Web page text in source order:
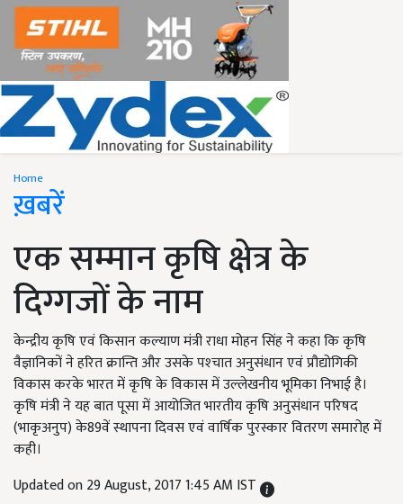
Home
ख़बरें
एक सम्मान कृषि क्षेत्र के
दिग्गजों के नाम
केन्द्रीय कृषि एवं किसान कल्याण मंत्री राधा मोहन सिंह ने कहा कि कृषि
वैज्ञानिकों ने हरित क्रान्ति और उसके पश्‍चात अनुसंधान एवं प्रौद्योगिकी
विकास करके भारत में कृषि के विकास में उल्‍लेखनीय भूमिका निभाई है।
कृषि मंत्री ने यह बात पूसा में आयोजित भारतीय कृषि अनुसंधान परिषद
(भाकृअनुप) के89वें स्थापना दिवस एवं वार्षिक पुरस्कार वितरण समारोह में
कही।
Updated on 29 August, 2017 1:45 AM IST